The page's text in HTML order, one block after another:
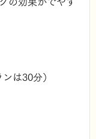
は30分）